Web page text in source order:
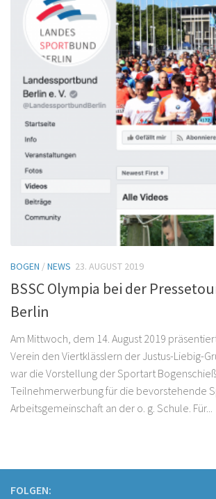
BOGEN /NEWS 23. AUGUST 2019
BSSC Olympia bei der
Berlin
Am Mittwoch, dem 14. August 2019
Verein den Viertklässlern der Justus-Liebig-
war die Vorstellung der Sportart
Teilnehmerwerbung für die bevorstehende
Arbeitsgemeinschaft an der o. g. Schule. Für...
FOLGEN: